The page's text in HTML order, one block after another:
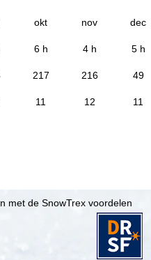
okt nov dec
6 h 4 h 5 h
217 216 49
11 12 11
met de SnowTrex voordelen